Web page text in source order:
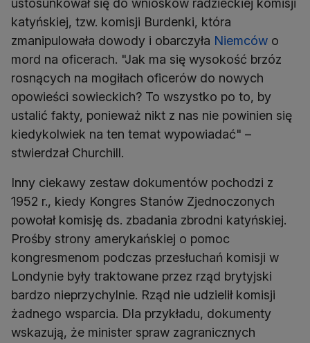
ustosunkował się do wniosków radzieckiej komisji
katyńskiej, tzw. komisji Burdenki, która
zmanipulowała dowody i obarczyła Niemców o
mord na oficerach. "Jak ma się wysokość brzóz
rosnących na mogiłach oficerów do nowych
opowieści sowieckich? To wszystko po to, by
ustalić fakty, ponieważ nikt z nas nie powinien się
kiedykolwiek na ten temat wypowiadać" –
stwierdzał Churchill.
Inny ciekawy zestaw dokumentów pochodzi z
1952 r., kiedy Kongres Stanów Zjednoczonych
powołał komisję ds. zbadania zbrodni katyńskiej.
Prośby strony amerykańskiej o pomoc
kongresmenom podczas przesłuchań komisji w
Londynie były traktowane przez rząd brytyjski
bardzo nieprzychylnie. Rząd nie udzielił komisji
żadnego wsparcia. Dla przykładu, dokumenty
wskazują, że minister spraw zagranicznych